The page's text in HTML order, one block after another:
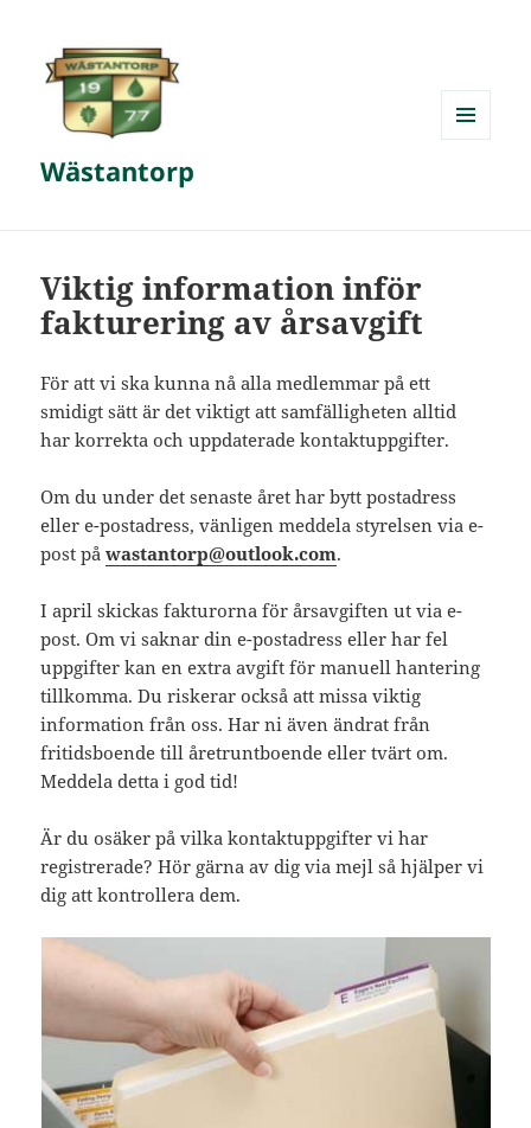
Wästantorp
Viktig information inför
fakturering av årsavgift
För att vi ska kunna nå alla medlemmar på ett
smidigt sätt är det viktigt att samfälligheten alltid
har korrekta och uppdaterade kontaktuppgifter.
Om du under det senaste året har bytt postadress
eller e-postadress, vänligen meddela styrelsen via e-
post påwastantorp@outlook.com.
I april skickas fakturorna för årsavgiften ut via e-
post. Om vi saknar din e-postadress eller har fel
uppgifter kan en extra avgift för manuell hantering
tillkomma. Du riskerar också att missa viktig
information från oss. Har ni även ändrat från
fritidsboende till åretruntboende eller tvärt om.
Meddela detta i god tid!
Är du osäker på vilka kontaktuppgifter vi har
registrerade? Hör gärna av dig via mejl så hjälper vi
dig att kontrollera dem.